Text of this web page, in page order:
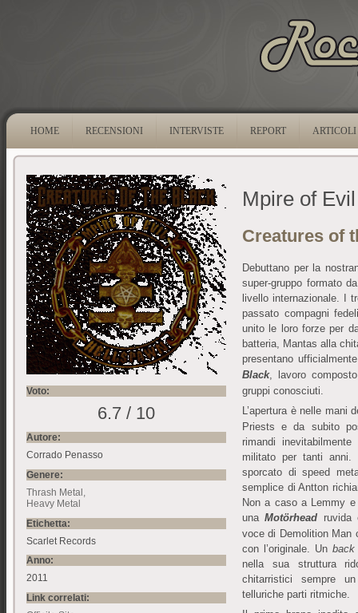
HOME RECENSIONI INTERVISTE REPORT ARTICOLI
Voto:
6.7 / 10
Autore:
Corrado Penasso
Genere:
Thrash Metal
Heavy Metal
Etichetta:
Scarlet Records
Anno:
2011
Link correlati:
Mpire of Evil
Creatures of
Debuttano per la
super-gruppo formato
livello internazionale. I
passato compagni
unito le loro forze per
batteria, Mantas alla
presentano
Black, lavoro
gruppi conosciuti.
L’apertura è nelle mani
Priests e da subito
rimandi
militato per tanti
sporcato di speed
semplice di Antton
Non a caso a Lemmy
unaMotörhead ruvida
voce di Demolition Man
con l’originale. Un
nella sua struttura
chitarristici sempre
telluriche parti ritmiche.